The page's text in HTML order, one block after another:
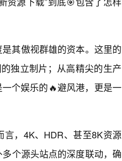
其傲视群雄的资本。这里的
独立制片；从高精尖的生产
个娱乐的🔥避风港，更是一
，4K、HDR、甚至8K资源
个源头站点的深度联动，确